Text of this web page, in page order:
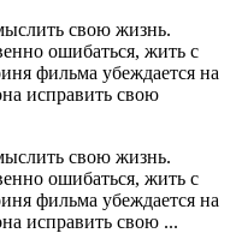
свою жизнь.
ошибаться, жить с
фильма убеждается на
исправить свою
свою жизнь.
ошибаться, жить с
фильма убеждается на
исправить свою ...